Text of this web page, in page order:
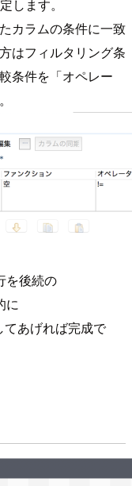
します。
カラムの条件に一致
はフィルタリング条
条件を「オペレー
を後続の
に
あげれば完成で